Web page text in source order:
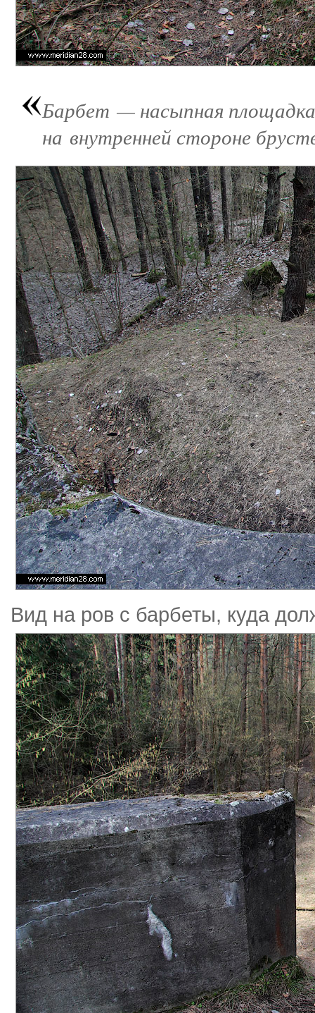
Барбет — насыпная
на внутренней стороне
Вид на ров с барбеты, куда